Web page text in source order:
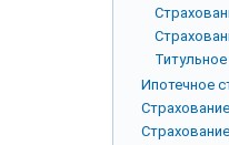
Ипотечное